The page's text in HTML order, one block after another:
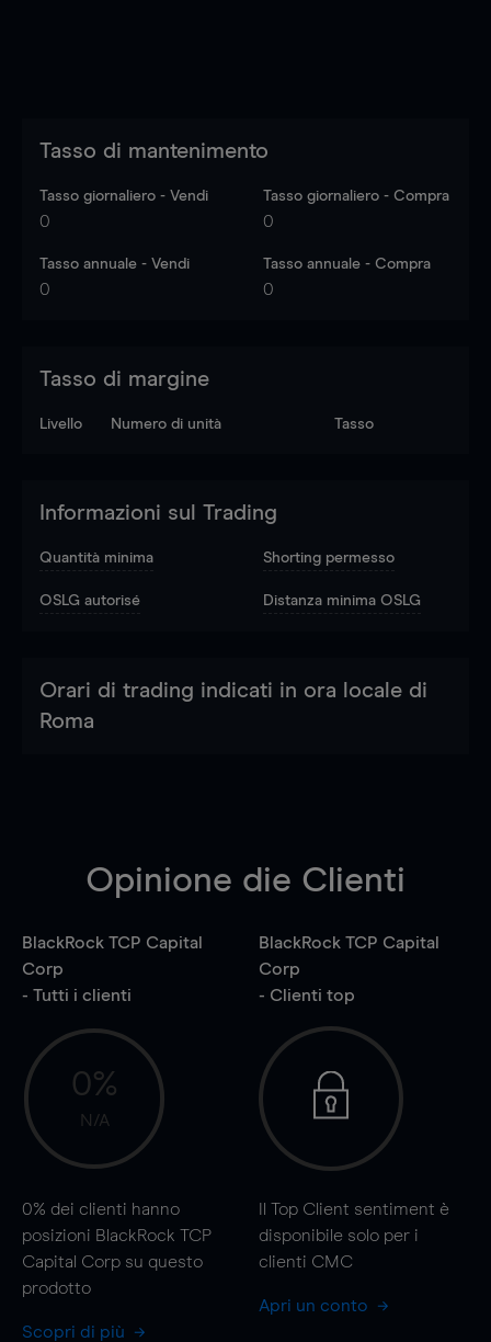
Tasso di mantenimento
Tasso giornaliero - Vendi
0
Tasso giornaliero - Compra
0
Tasso annuale - Vendi
0
Tasso annuale - Compra
0
Tasso di margine
Livello Numero di unità Tasso
Informazioni sul Trading
Quantità minima Shorting permesso
OSLG autorisé Distanza minima OSLG
Orari di trading indicati in ora locale di
Roma
Opinione die Clienti
BlackRock TCP Capital
Corp
- Tutti i clienti
0%
N/A
0% dei clienti hanno
posizioni BlackRock TCP
Capital Corp su questo
prodotto
Scopri di più
BlackRock TCP Capital
Corp
- Clienti top
Il Top Client sentiment è
disponibile solo per i
clienti CMC
Apri un conto